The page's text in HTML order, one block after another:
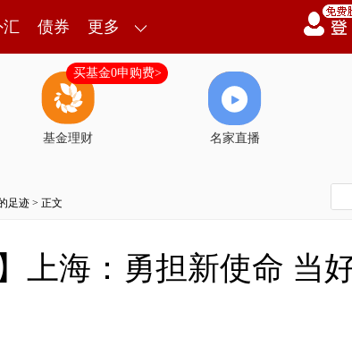
汇 债券 更多
基金理财
买基金0申购费>
名家直播
足迹 > 正文
上海：勇担新使命 当